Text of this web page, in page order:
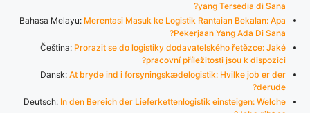
yang Tersedia di Sana?
Bahasa Melayu: Merentasi Masuk ke Logistik Rantaian Bekalan: Apa
Pekerjaan Yang Ada Di Sana?
Čeština: Prorazit se do logistiky dodavatelského řetězce: Jaké
pracovní příležitosti jsou k dispozici?
Dansk: At bryde ind i forsyningskædelogistik: Hvilke job er der
derude?
Deutsch: In den Bereich der Lieferkettenlogistik einsteigen: Welche